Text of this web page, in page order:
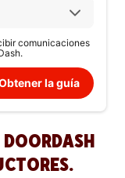
comunicaciones
la guía